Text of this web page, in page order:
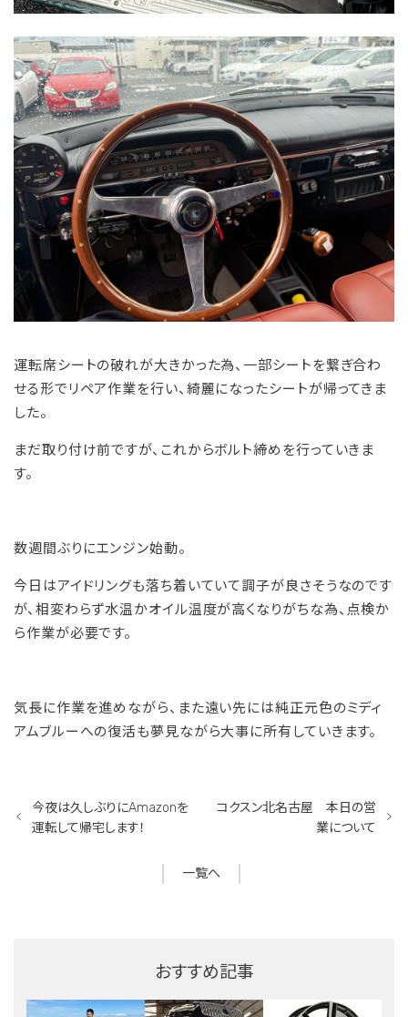
運転席シートの破れが大きかった為、一部シートを繋ぎ合わ
せる形でリペア作業を行い、綺麗になったシートが帰ってきま
した。
まだ取り付け前ですが、これからボルト締めを行っていきま
す。
数週間ぶりにエンジン始動。
今日はアイドリングも落ち着いていて調子が良さそうなのです
が、相変わらず水温かオイル温度が高くなりがちな為、点検か
ら作業が必要です。
気長に作業を進めながら、また遠い先には純正元色のミディ
アムブルーへの復活も夢見ながら大事に所有していきます。
今夜は久しぶりにAmazonを
運転して帰宅します！
一覧へ
コクスン北名古屋 本日の営
業について
おすすめ記事